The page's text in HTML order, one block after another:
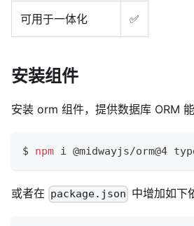
可用于一体化 ✅
安装组件
安装 orm 组件，提供数据库 ORM 能
$ npm i @midwayjs/orm@4
或者在 package.json 中增加如下